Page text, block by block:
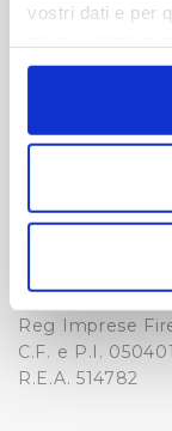
vostri dati e per
in cui avete
modificare o
momento dalla
Con il tuo
attivamente
(impronte
-
50126 Fi
i.v.
Reg Imprese
C.F. e P.I.
R.E.A. 514782